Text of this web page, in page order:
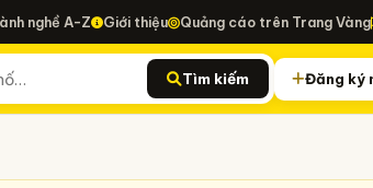
nghề A-Z Giới thiệu Quảng cáo trên Trang Vàng
Tìm kiếm Đăng ký